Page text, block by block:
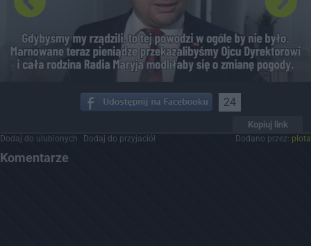
24
Kopiuj link
Dodaj do ulubionych Dodaj do przyjaciół Dodano przez: plota
Komentarze